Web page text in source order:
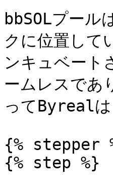
bbSOLプー
クに位置し
ンキュベート
ームレスであ
ってByrealは
{% stepper
{% step %}